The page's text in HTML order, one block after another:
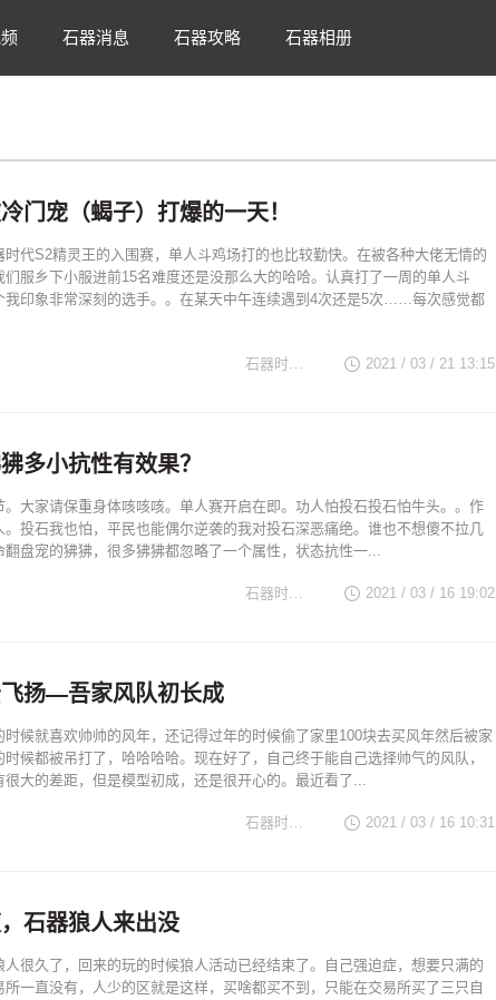
石器消息 石器攻略 石器相册
门宠（蝎子）打爆的一天！
时代S2精灵王的入围赛，单人斗鸡场打的也比较勤快。在被各种大佬无情的
们服乡下小服进前15名难度还是没那么大的哈哈。认真打了一周的单人斗
我印象非常深刻的选手。。在某天中午连续遇到4次还是5次……每次感觉都
2021 / 03 / 21 13:15
石器时代TV
多小抗性有效果？
。大家请保重身体咳咳咳。单人赛开启在即。功人怕投石投石怕牛头。。作
。投石我也怕，平民也能偶尔逆袭的我对投石深恶痛绝。谁也不想傻不拉几
翻盘宠的狒狒，很多狒狒都忽略了一个属性，状态抗性一...
2021 / 03 / 16 19:02
石器时代TV
扬—吾家风队初长成
时候就喜欢帅帅的风年，还记得过年的时候偷了家里100块去买风年然后被家
候都被吊打了，哈哈哈哈。现在好了，自己终于能自己选择帅气的风队，
很大的差距，但是模型初成，还是很开心的。最近看了...
2021 / 03 / 16 10:31
石器时代TV
石器狼人来出没
人很久了，回来的玩的时候狼人活动已经结束了。自己强迫症，想要只满的
所一直没有，人少的区就是这样，买啥都买不到，只能在交易所买了三只自